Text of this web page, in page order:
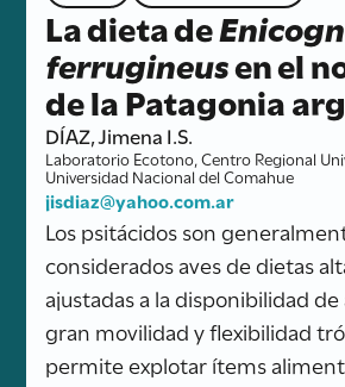
La dieta de
ferrugineusen el
de la Patagonia
DÍAZ, Jimena I.S.
Laboratorio Ecotono, Centro Regional
Universidad Nacional del Comahue
jisdiaz@yahoo.com.ar
Los psitácidos son
considerados aves de dietas
ajustadas a la disponibilidad
gran movilidad y flexibilidad
permite explotar ítems